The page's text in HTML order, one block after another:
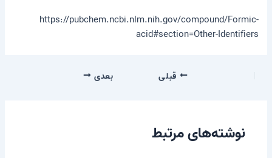
https://pubchem.ncbi.nlm.nih.gov/compound/Formic-
acid#section=Other-Identifiers
قبلی بعدی
نوشته‌های مرتبط